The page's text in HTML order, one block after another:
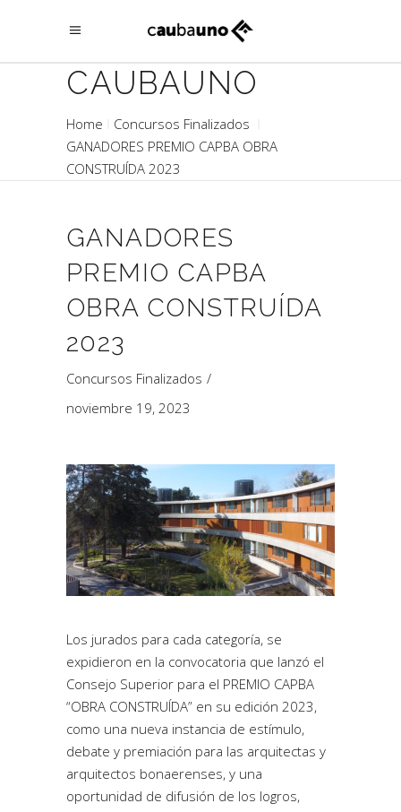
CAUBAUNO
Home
Concursos Finalizados
GANADORES PREMIO CAPBA OBRA
CONSTRUÍDA 2023
GANADORES
PREMIO CAPBA
OBRA CONSTRUÍDA
2023
Concursos Finalizados
noviembre 19, 2023
Los jurados para cada categoría, se
expidieron en la convocatoria que lanzó el
Consejo Superior para el PREMIO CAPBA
“OBRA CONSTRUÍDA” en su edición 2023,
como una nueva instancia de estímulo,
debate y premiación para las arquitectas y
arquitectos bonaerenses, y una
oportunidad de difusión de los logros,